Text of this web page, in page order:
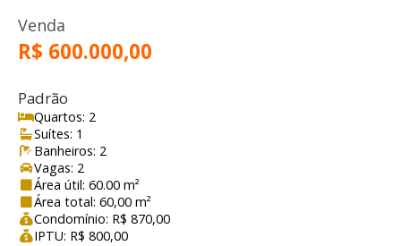
Venda
R$ 600.000,00
Padrão
Quartos: 2
Suítes: 1
Banheiros: 2
Vagas: 2
Área útil: 60.00 m²
Área total: 60,00 m²
Condomínio: R$ 870,00
IPTU: R$ 800,00